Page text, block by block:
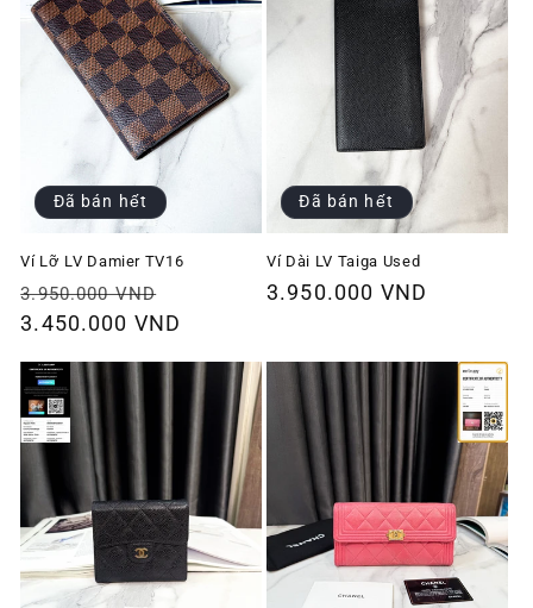
Đã bán hết
Ví Lỡ LV Damier TV16
Giá
thông
3.950.000 VND
ưu
3.450.000 VND
Đã bán hết
Ví Dài LV Taiga Used
Giá
3.950.000 VND